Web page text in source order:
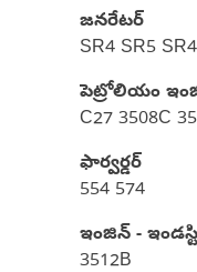
జనరేటర్
SR4 SR5
పెట్రోలియం
C27 3508C
ఫార్వర్డర్
554 574
ఇంజిన్ -
3512B